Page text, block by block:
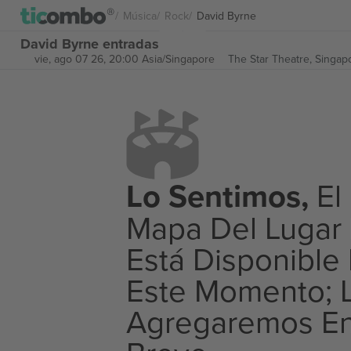
Música Rock David Byrne
David Byrne entradas
vie, ago 07 26, 20:00 Asia/Singapore The Star Theatre,
Lo Sentimos, El
Mapa Del Lugar
Está Disponible
Este Momento;
Agregaremos